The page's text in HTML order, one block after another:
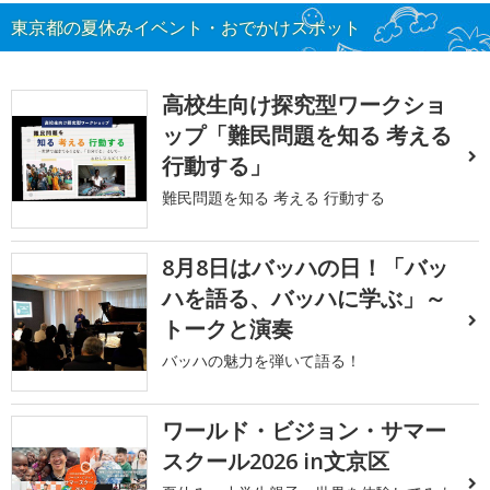
東京都の夏休みイベント・おでかけスポット
高校生向け探究型ワークショ
ップ「難民問題を知る 考える
行動する」
難民問題を知る 考える 行動する
8月8日はバッハの日！「バッ
ハを語る、バッハに学ぶ」～
トークと演奏
バッハの魅力を弾いて語る！
ワールド・ビジョン・サマー
スクール2026 in文京区